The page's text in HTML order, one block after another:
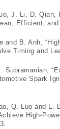
J. Li, D. Qian,
Efficient,
and B. Anh,
Timing and
Subramanian,
Spark
Q. Luo and L.
High-